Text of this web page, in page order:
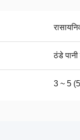
ठंडे
3 ~ 5